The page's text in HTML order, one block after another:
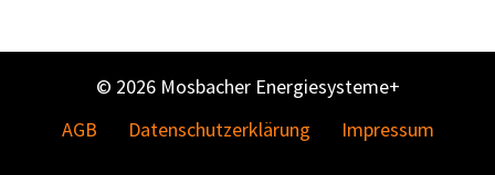
© 2026 Mosbacher Energiesysteme+
AGB
Datenschutzerklärung Impressum